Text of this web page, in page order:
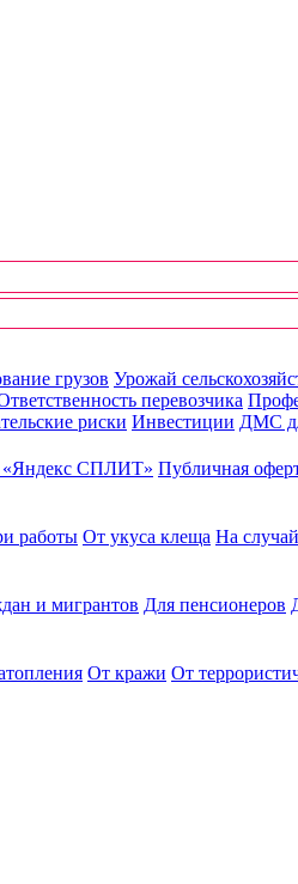
грузов Урожай
перевозчика
риски Инвестиции ДМС
«Яндекс СПЛИТ» Публичная
работы От укуса клеща На
и мигрантов Для пенсионеров
От кражи От